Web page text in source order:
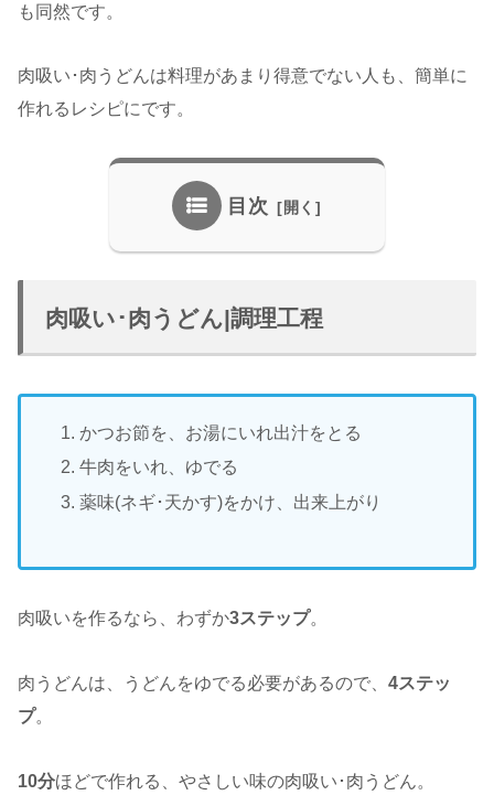
も同然です。
肉吸い･肉うどんは料理があまり得意でない人も、簡単に
作れるレシピにです。
目次
肉吸い･肉うどん|調理工程
かつお節を、お湯にいれ出汁をとる
牛肉をいれ、ゆでる
薬味(ネギ･天かす)をかけ、出来上がり
肉吸いを作るなら、わずか3ステップ。
肉うどんは、うどんをゆでる必要があるので、 4ステッ
プ。
10分ほどで作れる、やさしい味の肉吸い･肉うどん。